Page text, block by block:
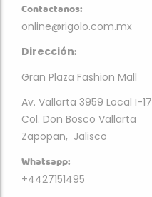
Contactanos:
online@rigolo.com.mx
Dirección:
Gran Plaza Fashion Mall
Av. Vallarta 3959 Local I-17
Col. Don Bosco Vallarta
Zapopan, Jalisco
Whatsapp:
+4427151495